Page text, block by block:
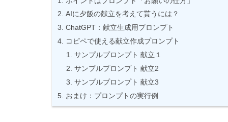
AIに夕飯の献立を考えて貰うには？
ChatGPT：献立生成用プロンプト
コピペで使える献立作成プロンプト
サンプルプロンプト 献立１
サンプルプロンプト 献立2
サンプルプロンプト 献立3
おまけ：プロンプトの実行例